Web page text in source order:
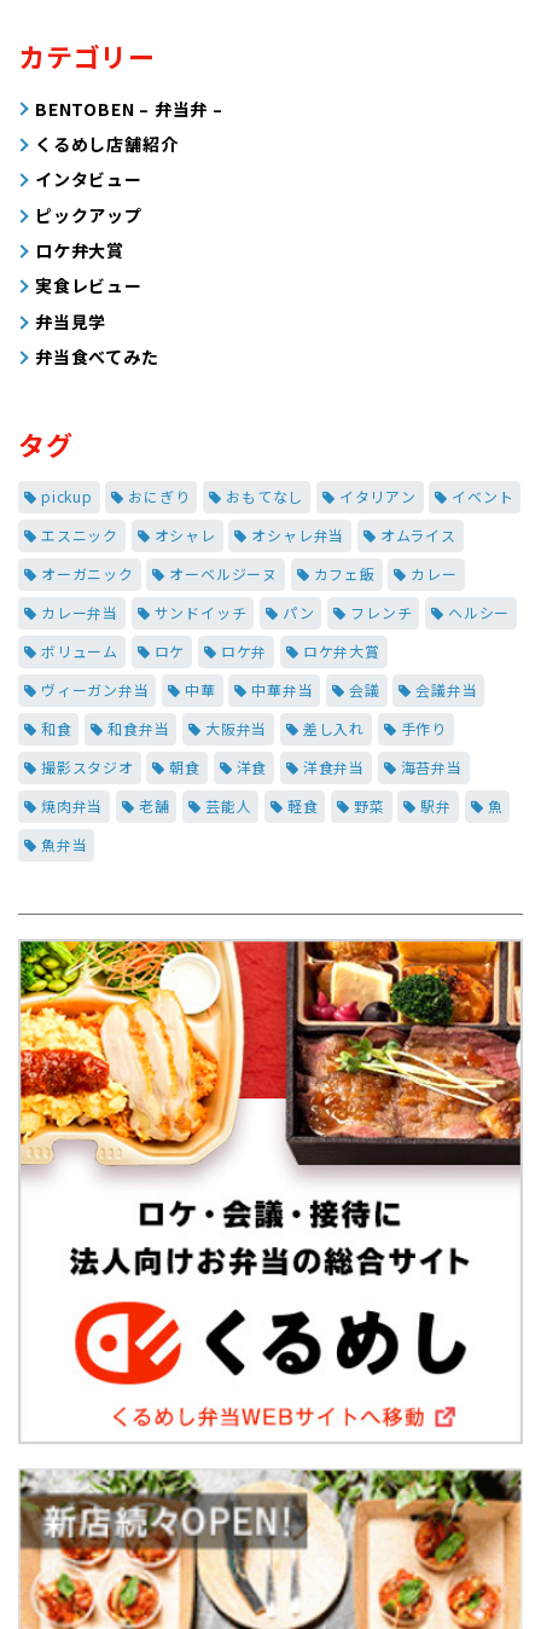
カテゴリー
BENTOBEN – 弁当弁 –
くるめし店舗紹介
インタビュー
ピックアップ
ロケ弁大賞
実食レビュー
弁当見学
弁当食べてみた
タグ
pickup おにぎり おもてなし イタリアン
イベント
エスニック
オシャレ オシャレ弁当
オムライス
オーガニック
オーベルジーヌ カフェ飯
カレー
カレー弁当
サンドイッチ パン フレンチ
ヘルシー
ボリューム
ロケ ロケ弁
ロケ弁大賞
ヴィーガン弁当
中華 中華弁当 会議
会議弁当
和食
和食弁当 大阪弁当 差し入れ
手作り
撮影スタジオ
朝食 洋食 洋食弁当
海苔弁当
焼肉弁当
老舗 芸能人 軽食 野菜 駅弁
魚
魚弁当